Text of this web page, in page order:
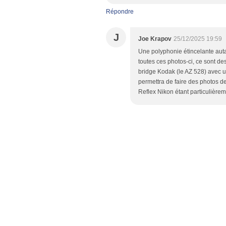
Répondre
J Joe Krapov 25/12/2025 19:59
Une polyphonie étincelante
toutes ces photos-ci, ce sont
bridge Kodak (le AZ 528) avec
permettra de faire des photos
Reflex Nikon étant